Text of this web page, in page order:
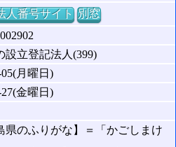
人番号サイト 別窓
設立登記法人(399)
05(月曜日)
27(金曜日)
県のふりがな】＝「かごしまけ